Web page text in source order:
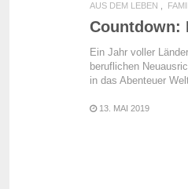
AUS DEM LEBEN
Countdown:
Ein Jahr voller
beruflichen
in das Abenteuer
13. MAI 2019